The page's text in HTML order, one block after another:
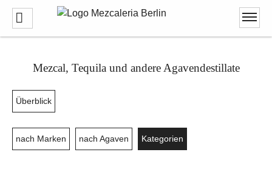
Mezcal, Tequila und andere Agavendestillate
Überblick
nach Marken nach Agaven Kategorien